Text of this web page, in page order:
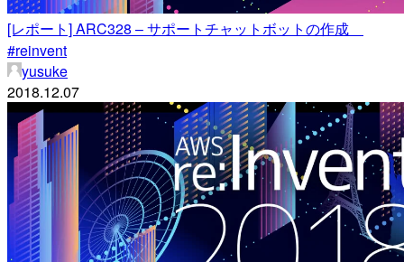
[レポート] ARC328 – サポートチャットボットの作成
#reinvent
yusuke
2018.12.07